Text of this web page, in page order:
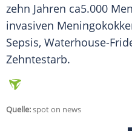
zehn Jahren ca5.000
invasiven
Sepsis, Waterhouse-
Zehntestarb.
Quelle:spot on news